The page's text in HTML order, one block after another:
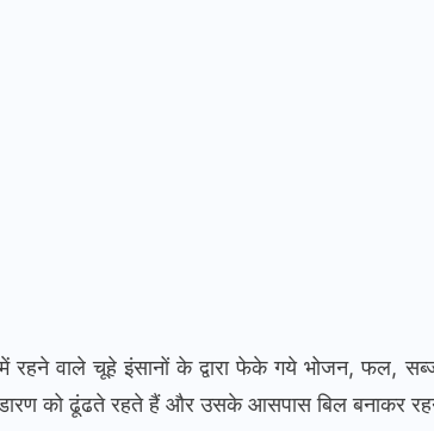
रहने वाले चूहे इंसानों के द्वारा फेके गये भोजन, फल,
को ढूंढते रहते हैं और उसके आसपास बिल बनाकर